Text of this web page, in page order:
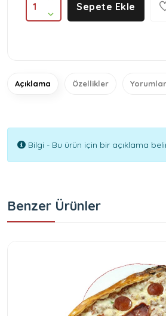
1 Sepete Ekle
Açıklama Özellikler
Bilgi - Bu ürün için bir açıklama
Benzer Ürünler